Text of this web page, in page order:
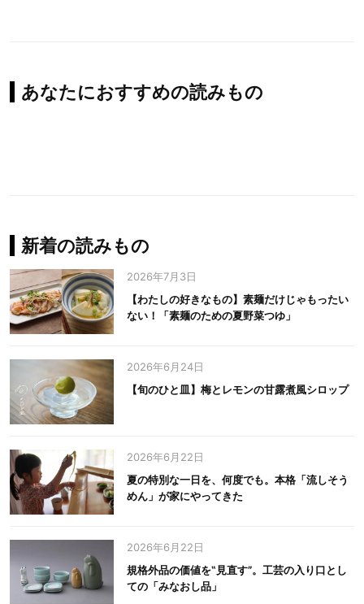
あなたにおすすめの読みもの
新着の読みもの
2026年7月3日
【わたしの好きなもの】素麺だけじゃもったい
ない！「素麺のための夏野菜つゆ」
2026年6月24日
【旬のひと皿】梅とレモンの甘露煮風シロップ
2026年6月22日
夏の特別な一日を、何度でも。本格「流しそう
めん」が家にやってきた
2026年6月22日
規格外品の価値を‟見直す”。工芸の入り口とし
ての「みなおし品」